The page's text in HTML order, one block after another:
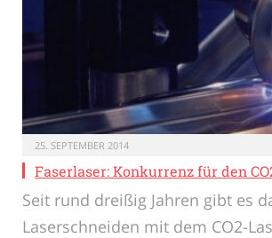
25. SEPTEMBER 2014
Faserlaser: Konkurrenz für den
Seit rund dreißig Jahren gibt es
Laserschneiden mit dem CO2-